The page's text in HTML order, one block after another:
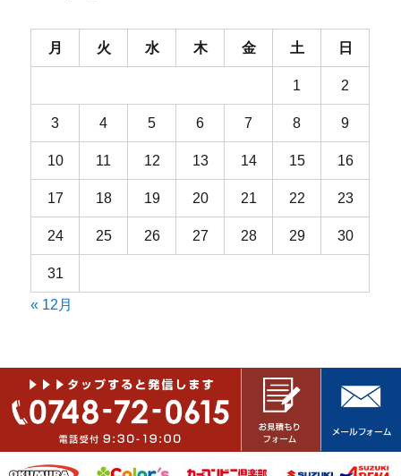
月 火 水 木 金 土 日
1 2
3 4 5 6 7 8 9
10 11 12 13 14 15 16
17 18 19 20 21 22 23
24 25 26 27 28 29 30
31
« 12月